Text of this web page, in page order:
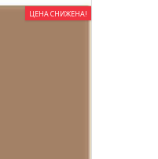
ЦЕНА СНИЖЕНА!